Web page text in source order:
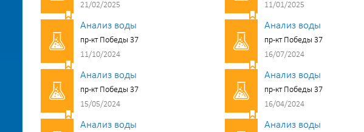
21/02/2025
11/01/2025
Анализ воды
пр-кт Победы 37
11/10/2024
Анализ воды
пр-кт Победы 37
16/07/2024
Анализ воды
пр-кт Победы 37
15/05/2024
Анализ воды
пр-кт Победы 37
16/04/2024
Анализ воды Анализ воды